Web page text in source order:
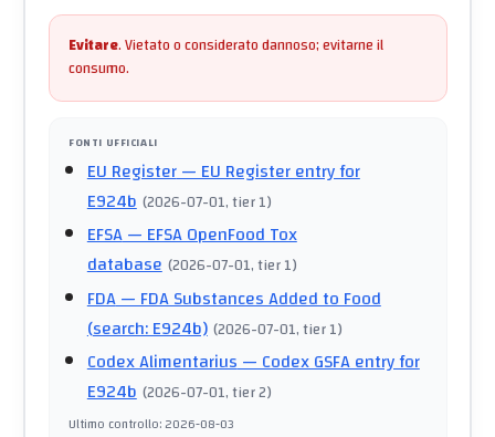
Evitare.Vietato o considerato dannoso; evitarne il
consumo.
FONTI UFFICIALI
EU Register— EU Register entry for
E924b (2026-07-01, tier 1)
EFSA— EFSA OpenFood Tox
database (2026-07-01, tier 1)
FDA— FDA Substances Added to Food
(search: E924b) (2026-07-01, tier 1)
Codex Alimentarius— Codex GSFA entry for
E924b (2026-07-01, tier 2)
Ultimo controllo:2026-08-03